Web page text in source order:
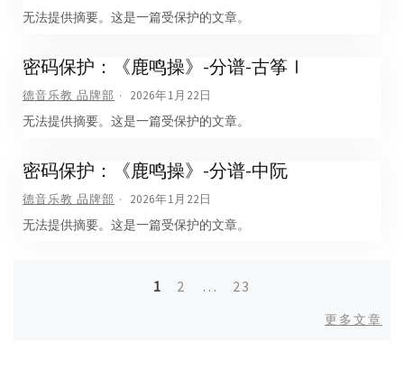
无法提供摘要。这是一篇受保护的文章。
密码保护：《鹿鸣操》-分谱-古筝Ⅰ
德音乐教 品牌部 2026年1月22日
无法提供摘要。这是一篇受保护的文章。
密码保护：《鹿鸣操》-分谱-中阮
德音乐教 品牌部 2026年1月22日
无法提供摘要。这是一篇受保护的文章。
1 2 …
23
更多文章